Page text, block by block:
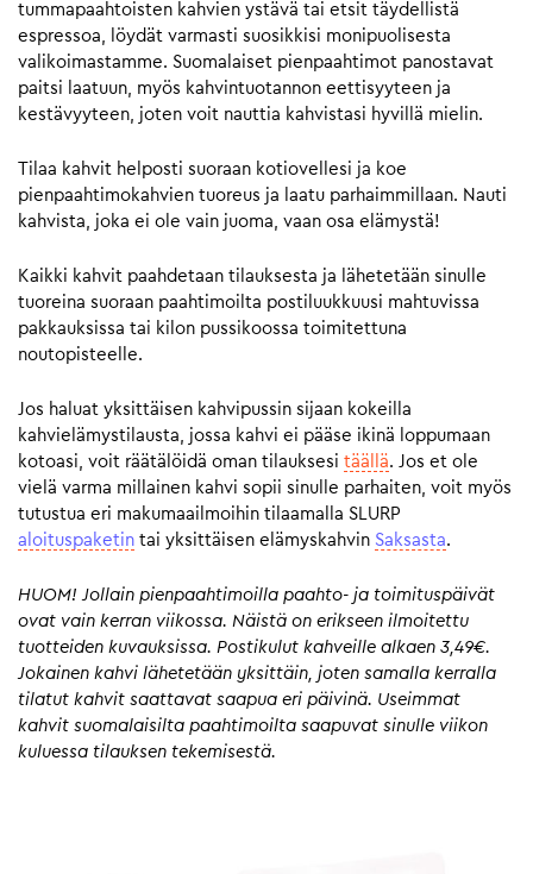
tummapaahtoisten kahvien ystävä tai etsit täydellistä
espressoa, löydät varmasti suosikkisi monipuolisesta
valikoimastamme. Suomalaiset pienpaahtimot panostavat
paitsi laatuun, myös kahvintuotannon eettisyyteen ja
kestävyyteen, joten voit nauttia kahvistasi hyvillä mielin.
Tilaa kahvit helposti suoraan kotiovellesi ja koe
pienpaahtimokahvien tuoreus ja laatu parhaimmillaan. Nauti
kahvista, joka ei ole vain juoma, vaan osa elämystä!
Kaikki kahvit paahdetaan tilauksesta ja lähetetään sinulle
tuoreina suoraan paahtimoilta postiluukkuusi mahtuvissa
pakkauksissa tai kilon pussikoossa toimitettuna
noutopisteelle.
Jos haluat yksittäisen kahvipussin sijaan kokeilla
kahvielämystilausta, jossa kahvi ei pääse ikinä loppumaan
kotoasi, voit räätälöidä oman tilauksesi täällä. Jos et ole
vielä varma millainen kahvi sopii sinulle parhaiten, voit myös
tutustua eri makumaailmoihin tilaamalla SLURP
aloituspaketin tai yksittäisen elämyskahvin Saksasta.
HUOM! Jollain pienpaahtimoilla paahto- ja toimituspäivät
ovat vain kerran viikossa. Näistä on erikseen ilmoitettu
tuotteiden kuvauksissa. Postikulut kahveille alkaen 3,49€.
Jokainen kahvi lähetetään yksittäin, joten samalla kerralla
tilatut kahvit saattavat saapua eri päivinä. Useimmat
kahvit suomalaisilta paahtimoilta saapuvat sinulle viikon
kuluessa tilauksen tekemisestä.